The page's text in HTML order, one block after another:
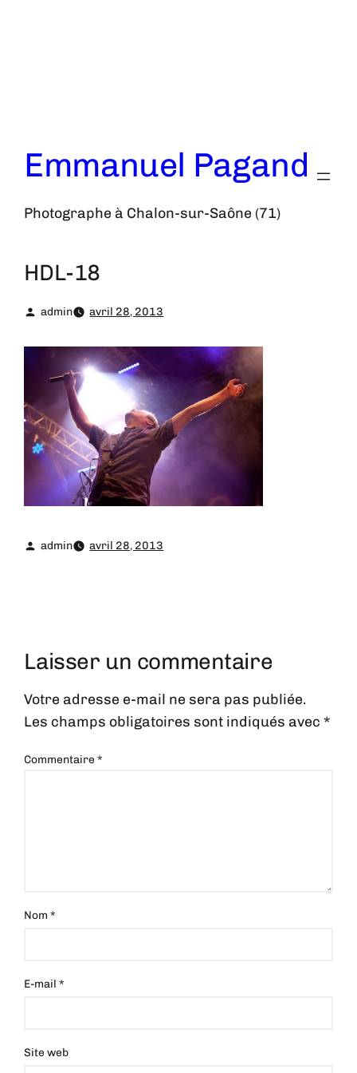
Emmanuel Pagand
Photographe à Chalon-sur-Saône (71)
HDL-18
admin avril 28, 2013
admin avril 28, 2013
Laisser un commentaire
Votre adresse e-mail ne sera pas publiée.
Les champs obligatoires sont indiqués avec*
Commentaire*
Nom*
E-mail*
Site web